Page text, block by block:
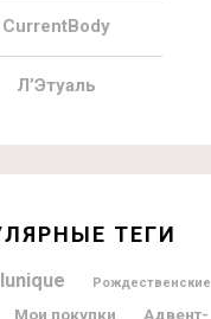
CurrentBody
Л’Этуаль
ТЕГИ
Рождественские
Мои покупки
Адвент-